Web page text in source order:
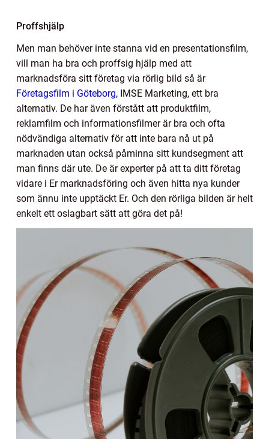
Proffshjälp
Men man behöver inte stanna vid en presentationsfilm,
vill man ha bra och proffsig hjälp med att
marknadsföra sitt företag via rörlig bild så är
Företagsfilm i Göteborg, IMSE Marketing, ett bra
alternativ. De har även förstått att produktfilm,
reklamfilm och informationsfilmer är bra och ofta
nödvändiga alternativ för att inte bara nå ut på
marknaden utan också påminna sitt kundsegment att
man finns där ute. De är experter på att ta ditt företag
vidare i Er marknadsföring och även hitta nya kunder
som ännu inte upptäckt Er. Och den rörliga bilden är helt
enkelt ett oslagbart sätt att göra det på!